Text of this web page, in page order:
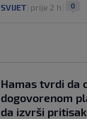
SVIJET prije 2 h 0
Hamas tvrdi da
dogovorenom
da izvrši